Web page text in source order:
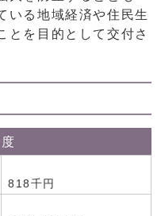
いる地域経済や住民生
とを目的として交付さ
818千円